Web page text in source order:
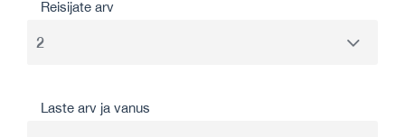
Reisijate arv
Laste arv ja vanus